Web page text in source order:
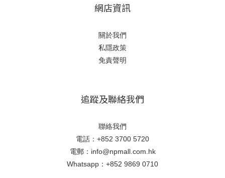
網店資訊
關於我們
私隱政策
免責聲明
追蹤及聯絡我們
聯絡我們
電話：+852 3700 5720
電郵：info@npmall.com.hk
Whatsapp：+852 9869 0710